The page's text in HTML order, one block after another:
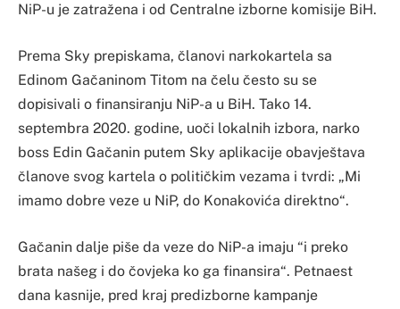
NiP-u je zatražena i od Centralne izborne komisije BiH.
Prema Sky prepiskama, članovi narkokartela sa
Edinom Gačaninom Titom na čelu često su se
dopisivali o finansiranju NiP-a u BiH. Tako 14.
septembra 2020. godine, uoči lokalnih izbora, narko
boss Edin Gačanin putem Sky aplikacije obavještava
članove svog kartela o političkim vezama i tvrdi: „Mi
imamo dobre veze u NiP, do Konakovića direktno“.
Gačanin dalje piše da veze do NiP-a imaju “i preko
brata našeg i do čovjeka ko ga finansira“. Petnaest
dana kasnije, pred kraj predizborne kampanje